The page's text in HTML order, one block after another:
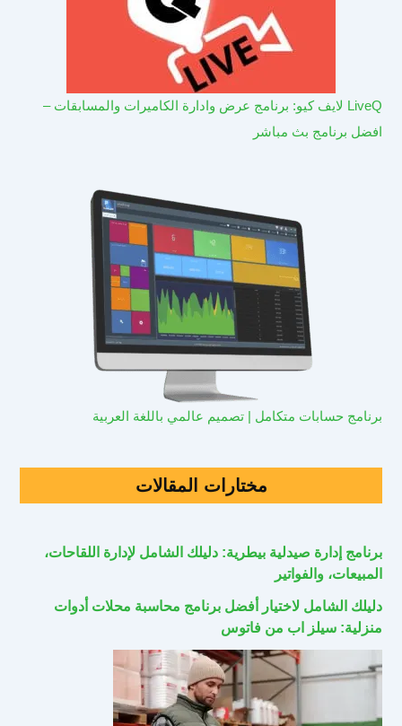
LiveQ لايف كيو: برنامج عرض وادارة الكاميرات والمسابقات –
افضل برنامج بث مباشر
برنامج حسابات متكامل | تصميم عالمي باللغة العربية
مختارات المقالات
برنامج إدارة صيدلية بيطرية: دليلك الشامل لإدارة اللقاحات،
المبيعات، والفواتير
دليلك الشامل لاختيار أفضل برنامج محاسبة محلات أدوات
منزلية: سيلز اب من فاتوس